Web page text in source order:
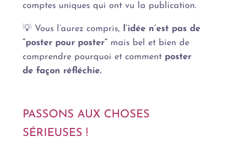
comptes uniques qui ont vu la publication.
💡 Vous l’aurez compris,
l’idée n’est pas de
“poster pour poster”mais bel et bien de
comprendre pourquoi et comment poster
de façon réfléchie.
PASSONS AUX CHOSES
SÉRIEUSES !